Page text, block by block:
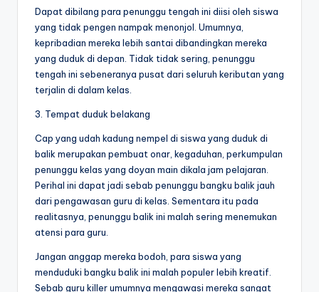
Dapat dibilang para penunggu tengah ini diisi oleh siswa
yang tidak pengen nampak menonjol. Umumnya,
kepribadian mereka lebih santai dibandingkan mereka
yang duduk di depan. Tidak tidak sering, penunggu
tengah ini sebeneranya pusat dari seluruh keributan yang
terjalin di dalam kelas.
3. Tempat duduk belakang
Cap yang udah kadung nempel di siswa yang duduk di
balik merupakan pembuat onar, kegaduhan, perkumpulan
penunggu kelas yang doyan main dikala jam pelajaran.
Perihal ini dapat jadi sebab penunggu bangku balik jauh
dari pengawasan guru di kelas. Sementara itu pada
realitasnya, penunggu balik ini malah sering menemukan
atensi para guru.
Jangan anggap mereka bodoh, para siswa yang
menduduki bangku balik ini malah populer lebih kreatif.
Sebab guru killer umumnya mengawasi mereka sangat